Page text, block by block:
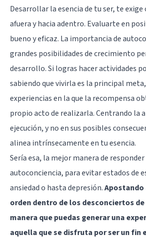
Desarrollar la esencia de tu ser, te exige
afuera y hacia adentro. Evaluarte en
bueno y eficaz. La importancia de
grandes posibilidades de crecimiento
desarrollo. Si logras hacer actividades
sabiendo que vivirla es la principal
experiencias en la que la recompensa
propio acto de realizarla. Centrando la
ejecución, y no en sus posibles
alinea intrínsecamente en tu esencia.
Sería esa, la mejor manera de
autoconciencia, para evitar estados de
ansiedad o hasta depresión.Apostando
orden dentro de los desconciertos de
manera que puedas generar una
aquella que se disfruta por ser un fin